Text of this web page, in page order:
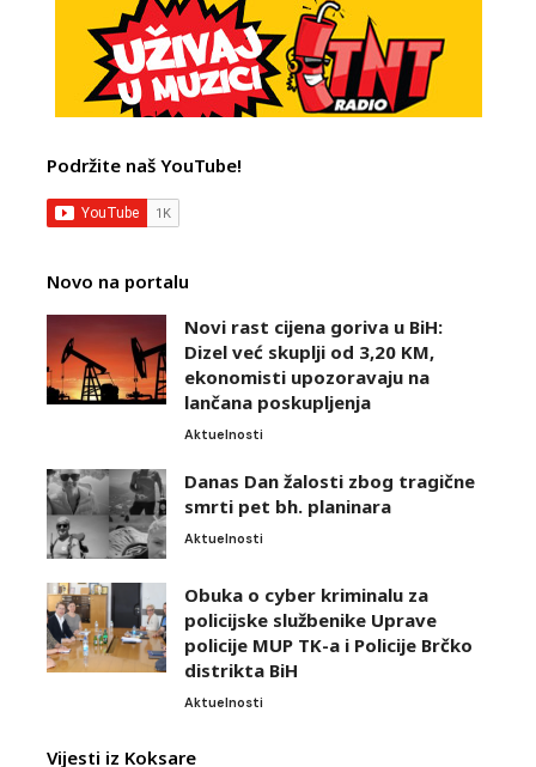
Podržite naš YouTube!
Novo na portalu
Novi rast cijena goriva u BiH:
Dizel već skuplji od 3,20 KM,
ekonomisti upozoravaju na
lančana poskupljenja
Aktuelnosti
Danas Dan žalosti zbog tragične
smrti pet bh. planinara
Aktuelnosti
Obuka o cyber kriminalu za
policijske službenike Uprave
policije MUP TK-a i Policije Brčko
distrikta BiH
Aktuelnosti
Vijesti iz Koksare